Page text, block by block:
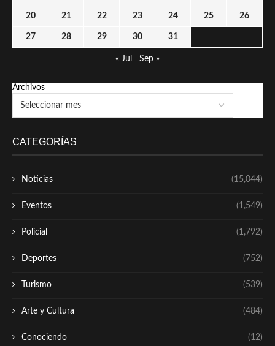
20 21 22 23 24 25 26
27 28 29 30 31
« Jul Sep »
Archivos
CATEGORÍAS
Noticias (15,044)
Eventos (1,549)
Policial (1,792)
Deportes (752)
Turismo (539)
Arte y Cultura (484)
Conociendo (12)